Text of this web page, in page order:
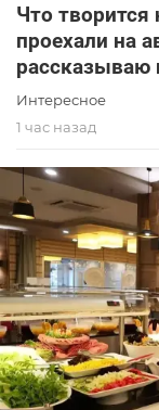
Что
проехали на
рассказываю
Интересное
1 час назад